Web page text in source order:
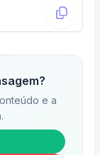
e a